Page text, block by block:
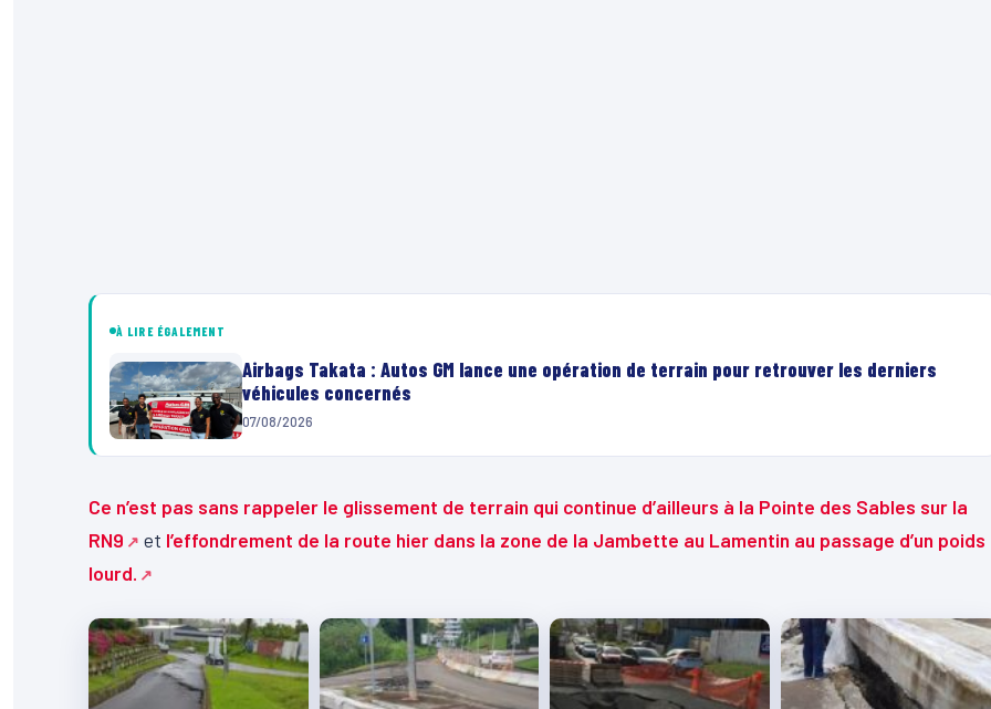
À LIRE ÉGALEMENT
Airbags Takata : Autos GM lance une opération de terrain pour retrouver les derniers
véhicules concernés
07/08/2026
Ce n’est pas sans rappeler le glissement de terrain qui continue d’ailleurs à la Pointe des Sables sur la
RN9
et l’effondrement de la route hier dans la zone de la Jambette au Lamentin au passage d’un poids
lourd.